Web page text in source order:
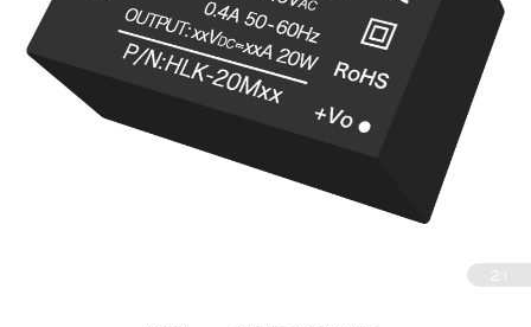
2 /1